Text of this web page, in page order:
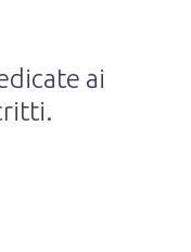
ai